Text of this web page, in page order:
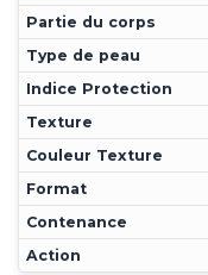
Partie du corps
Type de peau
Indice Protection
Texture
Couleur Texture
Format
Contenance
Action